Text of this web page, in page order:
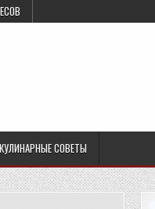
КУЛИНАРНЫЕ СОВЕТЫ